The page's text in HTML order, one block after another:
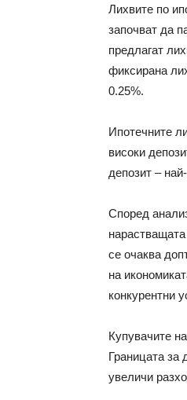
Лихвите по
започват да
предлагат
фиксирана
0.25%.
Ипотечните
високи
депозит –
Според
се очаква
на
конкурентни
Купувачите
Границата за
увеличи